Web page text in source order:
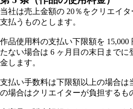
当社は売上金額の 20％をクリエイ
支払うものとします。
作品使用料の支払い下限額を
たない場合は 6 ヶ月目の末日までに
金します。
支払い手数料は下限額以上の場合は
の場合はクリエイターが負担するも